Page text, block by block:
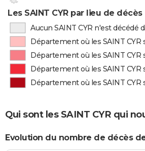
Les SAINT CYR par lieu de décès
Aucun SAINT CYR n'est décédé
Département où les SAINT CYR
Département où les SAINT CYR
Département où les SAINT
Département où les SAINT
Qui sont les SAINT CYR qui
Evolution du nombre de décès de